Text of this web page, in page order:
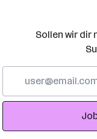
Sollen wir dir
Adresse